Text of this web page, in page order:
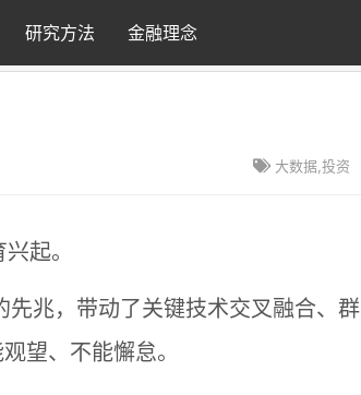
研究方法 金融理念
大数据,投资
起。
兆，带动了关键技术交叉融合、群
望、不能懈怠。